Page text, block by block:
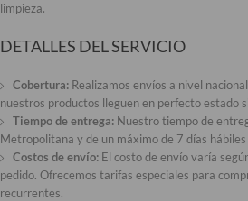
limpieza.
DETALLES DEL SERVICIO
Cobertura: Realizamos envíos a nivel
nuestros productos lleguen en perfecto estado
Tiempo de entrega: Nuestro tiempo de
Metropolitana y de un máximo de 7 días
Costos de envío: El costo de envío varía
pedido. Ofrecemos tarifas especiales para
recurrentes.